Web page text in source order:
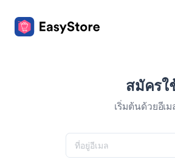
สมัครใ
เริ่มต้นด้วยอีเ